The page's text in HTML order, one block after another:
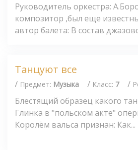
Руководитель оркестра:
композитор ,был еще
автор балета: В состав
Танцуют все
/ Предмет: Музыка / Класс: 7 /
Блестящий образец какого
Глинка в "польском акте"
Королём вальса признан: Как...